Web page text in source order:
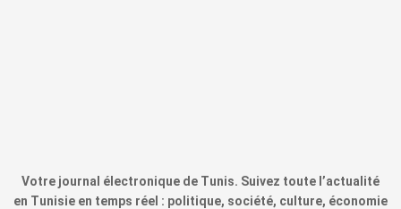
Votre journal électronique de Tunis. Suivez toute l’actualité
en Tunisie en temps réel : politique, société, culture, économie